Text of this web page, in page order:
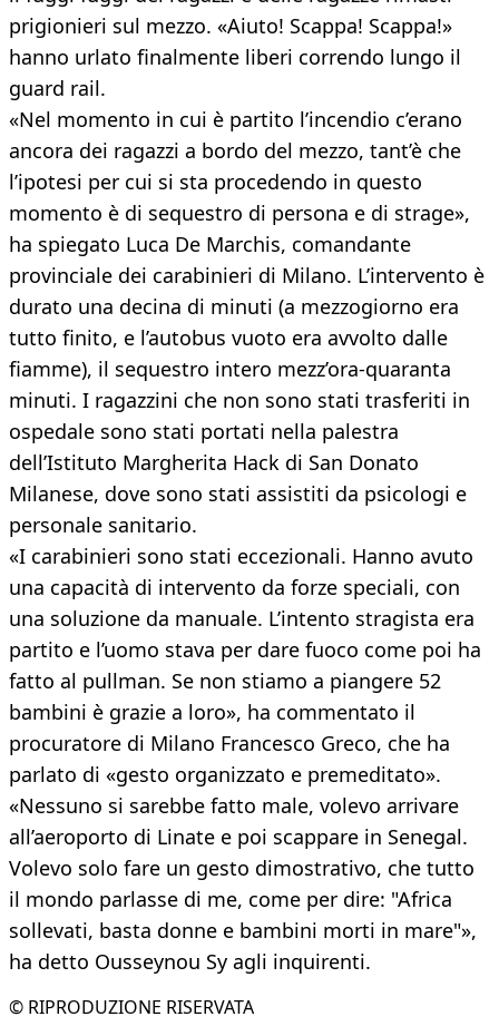
prigionieri sul mezzo. «Aiuto! Scappa! Scappa!»
hanno urlato finalmente liberi correndo lungo il
guard rail.
«Nel momento in cui è partito l’incendio c’erano
ancora dei ragazzi a bordo del mezzo, tant’è che
l’ipotesi per cui si sta procedendo in questo
momento è di sequestro di persona e di strage»,
ha spiegato Luca De Marchis, comandante
provinciale dei carabinieri di Milano. L’intervento è
durato una decina di minuti (a mezzogiorno era
tutto finito, e l’autobus vuoto era avvolto dalle
fiamme), il sequestro intero mezz’ora-quaranta
minuti. I ragazzini che non sono stati trasferiti in
ospedale sono stati portati nella palestra
dell’Istituto Margherita Hack di San Donato
Milanese, dove sono stati assistiti da psicologi e
personale sanitario.
«I carabinieri sono stati eccezionali. Hanno avuto
una capacità di intervento da forze speciali, con
una soluzione da manuale. L’intento stragista era
partito e l’uomo stava per dare fuoco come poi ha
fatto al pullman. Se non stiamo a piangere 52
bambini è grazie a loro», ha commentato il
procuratore di Milano Francesco Greco, che ha
parlato di «gesto organizzato e premeditato».
«Nessuno si sarebbe fatto male, volevo arrivare
all’aeroporto di Linate e poi scappare in Senegal.
Volevo solo fare un gesto dimostrativo, che tutto
il mondo parlasse di me, come per dire: "Africa
sollevati, basta donne e bambini morti in mare"»,
ha detto Ousseynou Sy agli inquirenti.
© RIPRODUZIONE RISERVATA